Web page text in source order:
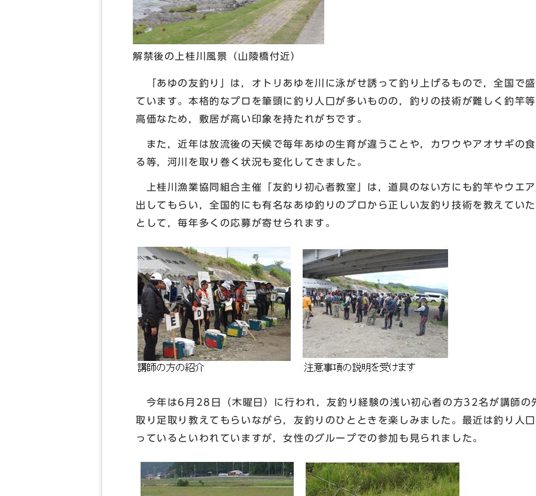
解禁後の上桂川風景（山陵橋付近）
「あゆの友釣り」は，オトリあゆを川に泳がせ誘って釣り上げるもので，全国で
ています。本格的なプロを筆頭に釣り人口が多いものの，釣りの技術が難しく釣竿
高価なため，敷居が高い印象を持たれがちです。
また，近年は放流後の天候で毎年あゆの生育が違うことや，カワウやアオサギの
る等，河川を取り巻く状況も変化してきました。
上桂川漁業協同組合主催「友釣り初心者教室」は，道具のない方にも釣竿やウエ
出してもらい，全国的にも有名なあゆ釣りのプロから正しい友釣り技術を教えてい
として，毎年多くの応募が寄せられます。
今年は6月28日（木曜日）に行われ，友釣り経験の浅い初心者の方32名が講師の
取り足取り教えてもらいながら，友釣りのひとときを楽しみました。最近は釣り人
っているといわれていますが，女性のグループでの参加も見られました。